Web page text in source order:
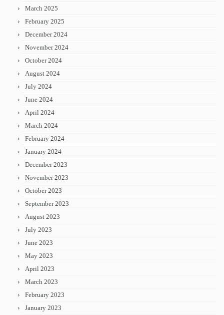
March 2025
February 2025
December 2024
November 2024
October 2024
August 2024
July 2024
June 2024
April 2024
March 2024
February 2024
January 2024
December 2023
November 2023
October 2023
September 2023
August 2023
July 2023
June 2023
May 2023
April 2023
March 2023
February 2023
January 2023